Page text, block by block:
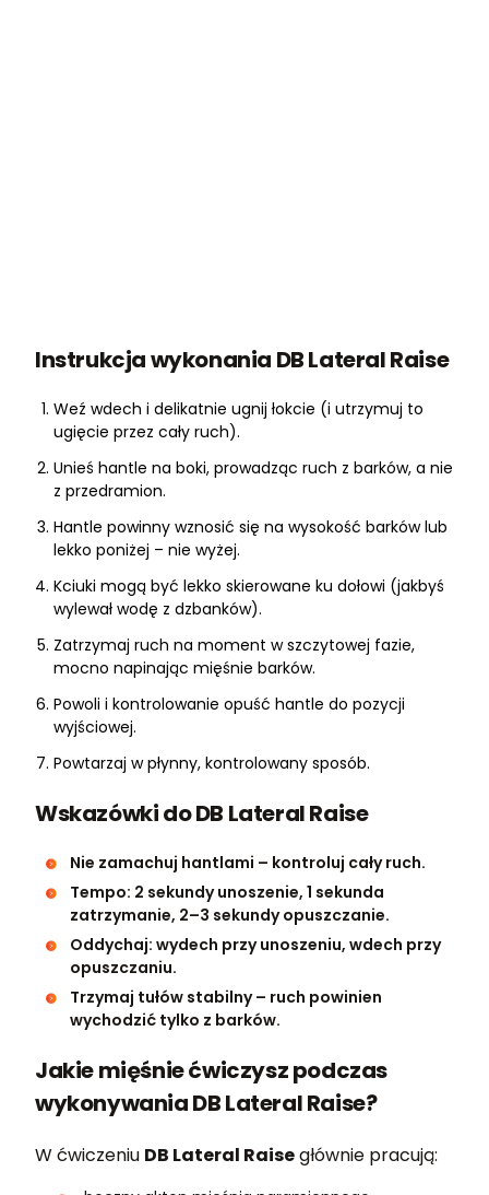
Instrukcja wykonania DB Lateral Raise
Weź wdech i delikatnie ugnij łokcie (i utrzymuj to
ugięcie przez cały ruch).
Unieś hantle na boki, prowadząc ruch z barków, a nie
z przedramion.
Hantle powinny wznosić się na wysokość barków lub
lekko poniżej – nie wyżej.
Kciuki mogą być lekko skierowane ku dołowi (jakbyś
wylewał wodę z dzbanków).
Zatrzymaj ruch na moment w szczytowej fazie,
mocno napinając mięśnie barków.
Powoli i kontrolowanie opuść hantle do pozycji
wyjściowej.
Powtarzaj w płynny, kontrolowany sposób.
Wskazówki do DB Lateral Raise
Nie zamachuj hantlami – kontroluj cały ruch.
Tempo: 2 sekundy unoszenie, 1 sekunda
zatrzymanie, 2–3 sekundy opuszczanie.
Oddychaj: wydech przy unoszeniu, wdech przy
opuszczaniu.
Trzymaj tułów stabilny – ruch powinien
wychodzić tylko z barków.
Jakie mięśnie ćwiczysz podczas
wykonywania DB Lateral Raise?
W ćwiczeniu DB Lateral Raisegłównie pracują: